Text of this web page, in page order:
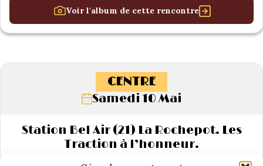
Voir l'album de cette rencontre
CENTRE
Samedi 10 Mai
Station Bel Air (21) La Rochepot. Les
Traction à l’honneur.